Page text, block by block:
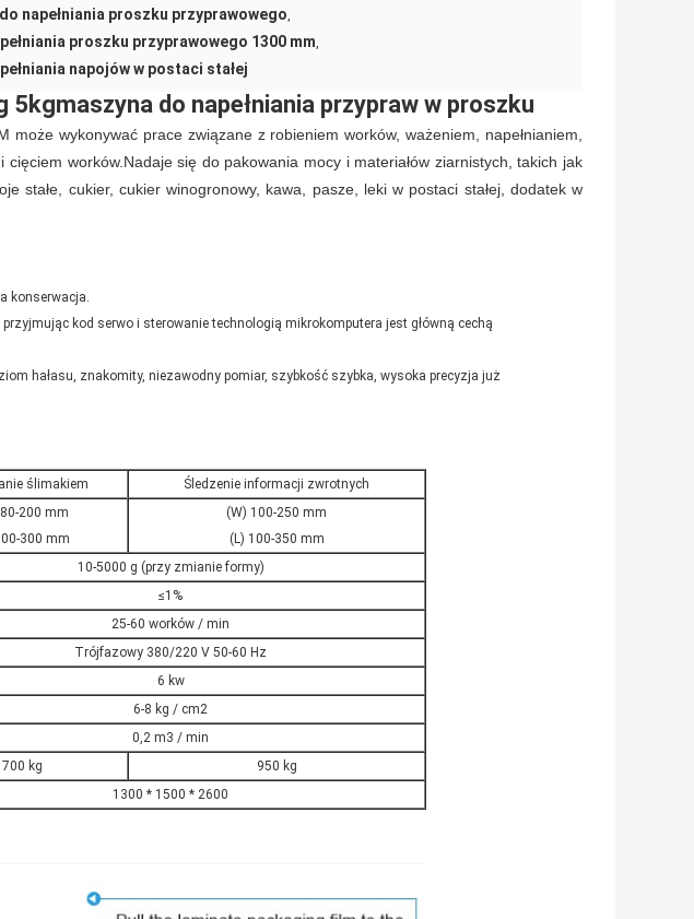
napełniania proszku przyprawowego,
proszku przyprawowego 1300 mm,
napojów w postaci stałej
5kgmaszyna do napełniania przypraw w proszku
może wykonywać prace związane z robieniem worków, ważeniem, napełnianiem,
cięciem worków.Nadaje się do pakowania mocy i materiałów ziarnistych, takich jak
stałe, cukier, cukier winogronowy, kawa, pasze, leki w postaci stałej, dodatek w
konserwacja.
kod serwo i sterowanie technologią mikrokomputera jest główną cechą
hałasu, znakomity, niezawodny pomiar, szybkość szybka, wysoka precyzja już
ślimakiem
Śledzenie informacji zwrotnych
200 mm
300 mm
(W) 100-250 mm
(L) 100-350 mm
10-5000 g (przy zmianie formy)
≤1%
25-60 worków / min
Trójfazowy 380/220 V 50-60 Hz
6 kw
6-8 kg / cm2
0,2 m3 / min
700 kg
950 kg
1300 * 1500 * 2600